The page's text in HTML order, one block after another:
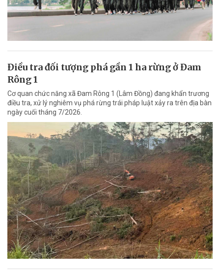
Điều tra đối tượng phá gần 1 ha rừng ở Đam
Rông 1
Cơ quan chức năng xã Đam Rông 1 (Lâm Đồng) đang khẩn trương
điều tra, xử lý nghiêm vụ phá rừng trái pháp luật xảy ra trên địa bàn
ngày cuối tháng 7/2026.